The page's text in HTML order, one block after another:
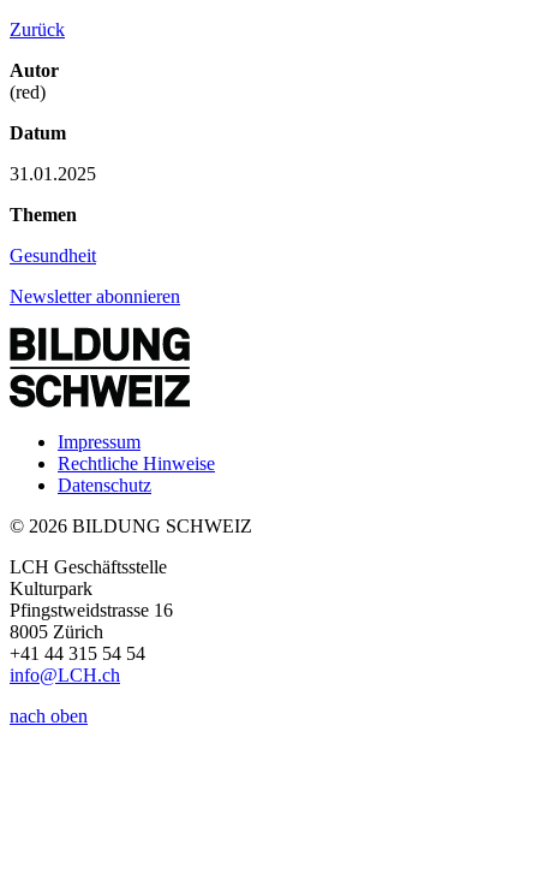
Zurück
Autor
(red)
Datum
31.01.2025
Themen
Gesundheit
Newsletter abonnieren
Impressum
Rechtliche Hinweise
Datenschutz
© 2026 BILDUNG SCHWEIZ
LCH Geschäftsstelle
Kulturpark
Pfingstweidstrasse 16
8005 Zürich
+41 44 315 54 54
info@LCH.ch
nach oben